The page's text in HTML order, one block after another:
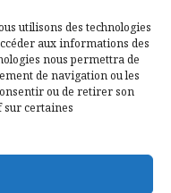
utilisons des technologies
aux informations des
nous permettra de
de navigation ou les
ou de retirer son
sur certaines